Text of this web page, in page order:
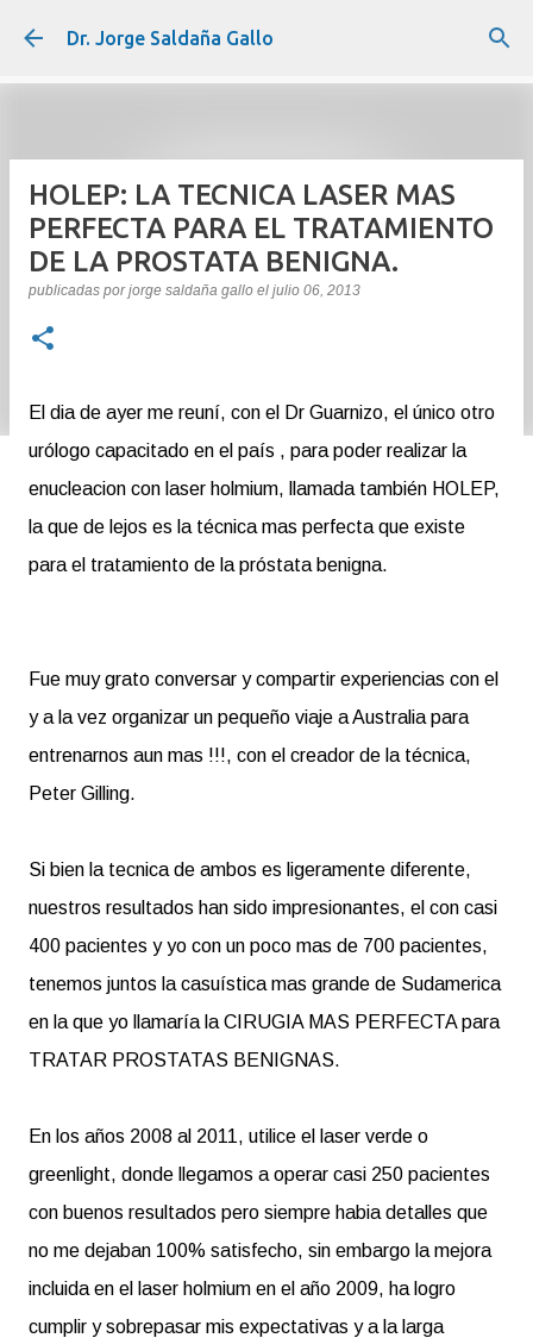
Ir al contenido principal
Dr. Jorge Saldaña Gallo
HOLEP: LA TECNICA LASER MAS
PERFECTA PARA EL TRATAMIENTO
DE LA PROSTATA BENIGNA.
publicadas porjorge saldaña gallo el julio 06, 2013
El dia de ayer me reuní, con el Dr Guarnizo, el único otro
urólogo capacitado en el país , para poder realizar la
enucleacion con laser holmium, llamada también HOLEP,
la que de lejos es la técnica mas perfecta que existe
para el tratamiento de la próstata benigna.
Fue muy grato conversar y compartir experiencias con el
y a la vez organizar un pequeño viaje a Australia para
entrenarnos aun mas !!!, con el creador de la técnica,
Peter Gilling.
Si bien la tecnica de ambos es ligeramente diferente,
nuestros resultados han sido impresionantes, el con casi
400 pacientes y yo con un poco mas de 700 pacientes,
tenemos juntos la casuística mas grande de Sudamerica
en la que yo llamaría la CIRUGIA MAS PERFECTA para
TRATAR PROSTATAS BENIGNAS.
En los años 2008 al 2011, utilice el laser verde o
greenlight, donde llegamos a operar casi 250 pacientes
con buenos resultados pero siempre habia detalles que
no me dejaban 100% satisfecho, sin embargo la mejora
incluida en el laser holmium en el año 2009, ha logro
cumplir y sobrepasar mis expectativas y a la larga